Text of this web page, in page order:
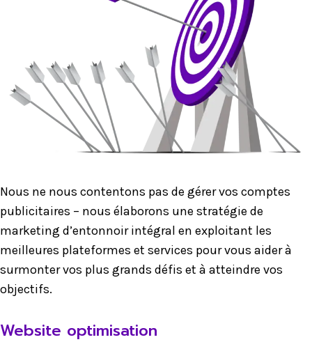
Nous ne nous contentons pas de gérer vos comptes
publicitaires – nous élaborons une stratégie de
marketing d’entonnoir intégral en exploitant les
meilleures plateformes et services pour vous aider à
surmonter vos plus grands défis et à atteindre vos
objectifs.
Website optimisation